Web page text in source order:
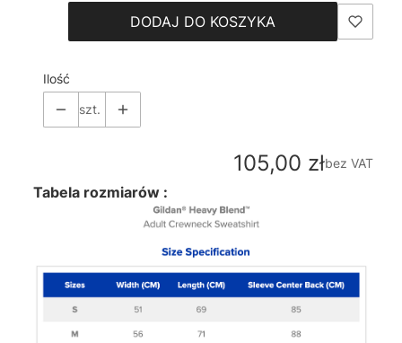
DODAJ DO KOSZYKA
Ilość
szt.
Cena
105,00 złbez VAT
Tabela rozmiarów :